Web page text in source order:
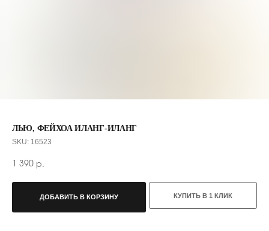
ЛЬЮ, ФЕЙХОА ИЛАНГ-ИЛАНГ
SKU: 16523
1 390 р.
ДОБАВИТЬ В КОРЗИНУ КУПИТЬ В 1 КЛИК